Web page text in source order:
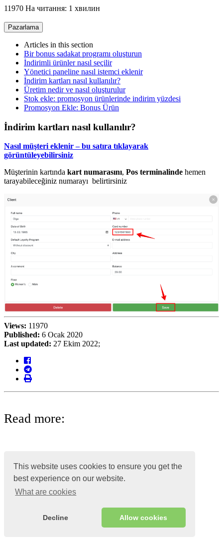
This website uses cookies to ensure you get the
best experience on our website.
What are cookies
Decline Allow cookies
11970 На читання: 1 хвилин
Pazarlama
Articles in this section
Bir bonus sadakat programı oluşturun
İndirimli ürünler nasıl seçilir
Yönetici paneline nasıl istemci eklenir
İndirim kartları nasıl kullanılır?
Üretim nedir ve nasıl oluşturulur
Stok ekle: promosyon ürünlerinde indirim yüzdesi
Promosyon Ekle: Bonus Ürün
İndirim kartları nasıl kullanılır?
Nasıl müşteri eklenir – bu satıra tıklayarak
görüntüleyebilirsiniz
Müşterinin kartında kart numarasını, Pos terminalinde hemen
tarayabileceğiniz numarayı belirtirsiniz
Views: 11970
Published: 6 Ocak 2020
Last updated: 27 Ekim 2022;
Read more:
Bir bonus sadakat programı oluşturun
İndirimli ürünler nasıl seçilir
Yönetici paneline nasıl istemci eklenir
Üretim nedir ve nasıl oluşturulur